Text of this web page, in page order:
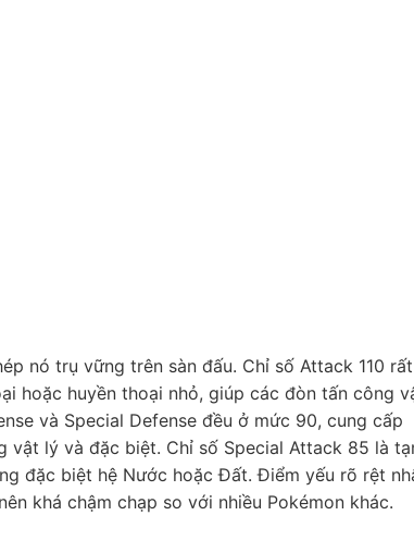
nó trụ vững trên sàn đấu. Chỉ số Attack 110 rất
hoặc huyền thoại nhỏ, giúp các đòn tấn công
và Special Defense đều ở mức 90, cung cấp
lý và đặc biệt. Chỉ số Special Attack 85 là
đặc biệt hệ Nước hoặc Đất. Điểm yếu rõ rệt
khá chậm chạp so với nhiều Pokémon khác.